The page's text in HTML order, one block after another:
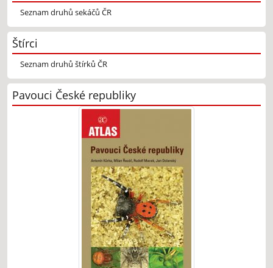
Seznam druhů sekáčů ČR
Štírci
Seznam druhů štírků ČR
Pavouci České republiky